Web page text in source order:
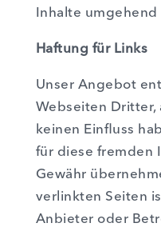
Inhal­te
Haf­tung für Links
Unser Ange­bot
Web­sei­ten Drit­ter,
kei­nen Ein­fluss
für die­se frem­den
Gewähr
ver­link­ten Sei­ten
Anbie­ter oder